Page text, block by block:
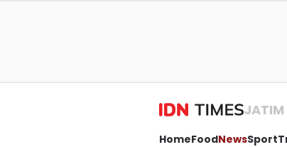
JATIM
HomeFoodNewsSport